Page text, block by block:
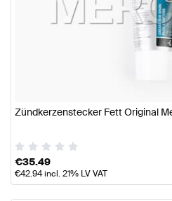
Zündkerzenstecker Fett Original
€35.49
€42.94incl. 21% LV VAT